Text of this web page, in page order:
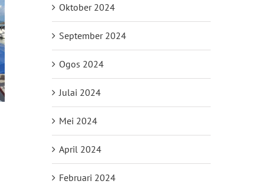
Oktober 2024
September 2024
Ogos 2024
Julai 2024
Mei 2024
April 2024
Februari 2024